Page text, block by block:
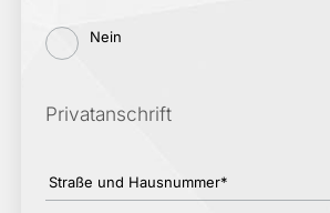
Nein
Privatanschrift
Straße und Hausnummer*